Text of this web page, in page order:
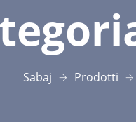
Sabaj Prodotti